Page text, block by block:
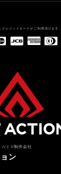
クレジットカードがご利用頂けます。
WEB制作会社
ン